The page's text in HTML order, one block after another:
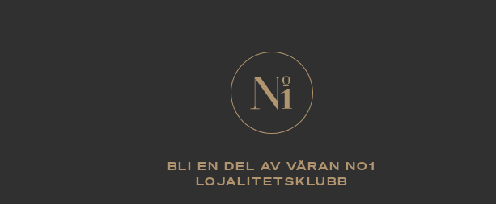
BLI EN DEL AV VÅRAN NO1
LOJALITETSKLUBB